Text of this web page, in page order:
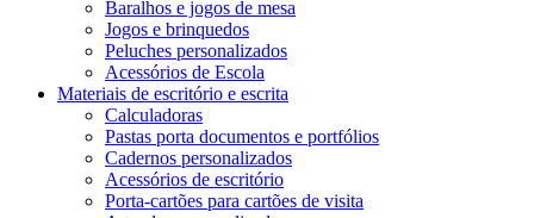
Baralhos e jogos de mesa
Jogos e brinquedos
Peluches personalizados
Acessórios de Escola
Materiais de escritório e escrita
Calculadoras
Pastas porta documentos e portfólios
Cadernos personalizados
Acessórios de escritório
Porta-cartões para cartões de visita